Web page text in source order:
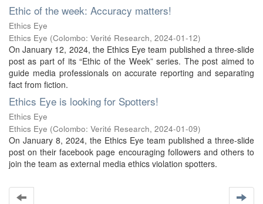
Ethic of the week: Accuracy matters!
Ethics Eye
Ethics Eye (Colombo: Verité Research, 2024-01-12)
On January 12, 2024, the Ethics Eye team published a three-slide
post as part of its “Ethic of the Week” series. The post aimed to
guide media professionals on accurate reporting and separating
fact from fiction.
Ethics Eye is looking for Spotters!
Ethics Eye
Ethics Eye (Colombo: Verité Research, 2024-01-09)
On January 8, 2024, the Ethics Eye team published a three-slide
post on their facebook page encouraging followers and others to
join the team as external media ethics violation spotters.